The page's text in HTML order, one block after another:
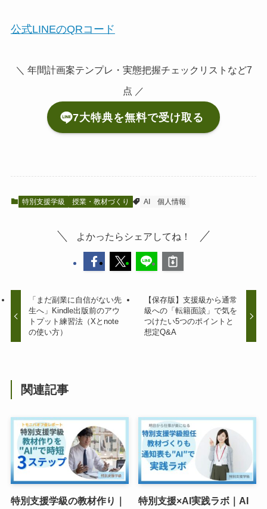
公式LINEのQRコード
＼ 年間計画案テンプレ・実態把握チェックリストなど7
点 ／
7大特典を無料で受け取る
特別支援学級 授業・教材づくり AI 個人情報
よかったらシェアしてね！
「まだ副業に自信がない先
生へ」Kindle出版前のアウ
トプット練習法（Xとnote
の使い方）
【保存版】支援級から通常
級への「転籍面談」で気を
つけたい5つのポイントと
想定Q&A
関連記事
特別支援学級の教材作り｜ 特別支援×AI実践ラボ｜AI